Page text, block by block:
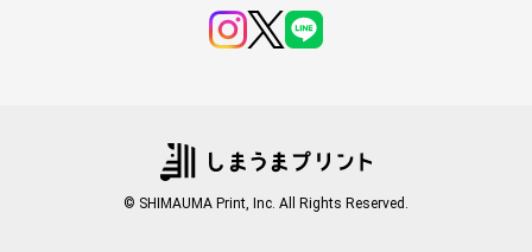
© SHIMAUMA Print, Inc. All Rights Reserved.